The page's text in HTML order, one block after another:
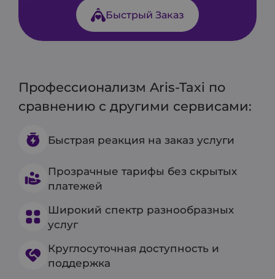
Быстрый Заказ
Профессионализм Aris-Taxi по
сравнению с другими сервисами:
Быстрая реакция на заказ услуги
Прозрачные тарифы без скрытых
платежей
Широкий спектр разнообразных
услуг
Круглосуточная доступность и
поддержка